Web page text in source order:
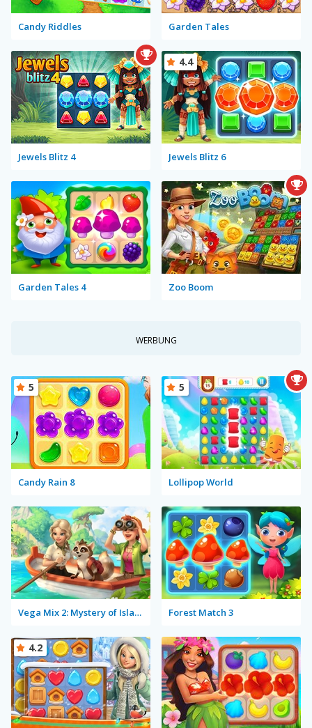
Candy Riddles Garden Tales
Jewels Blitz 4 Jewels Blitz 6
4.4
Garden Tales 4 Zoo Boom
WERBUNG
Candy Rain 8
5
Lollipop World
5
Vega Mix 2: Mystery of Island Forest Match 3
4.2